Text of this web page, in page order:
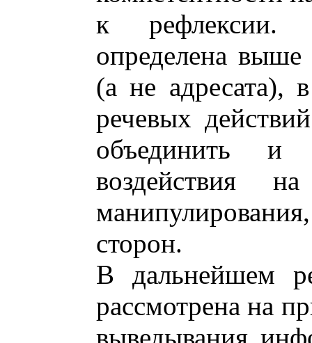
к рефлексии.
определена
(а не адресата),
речевых
объединить и
воздействия
сторон.
В дальнейшем
рассмотрена на